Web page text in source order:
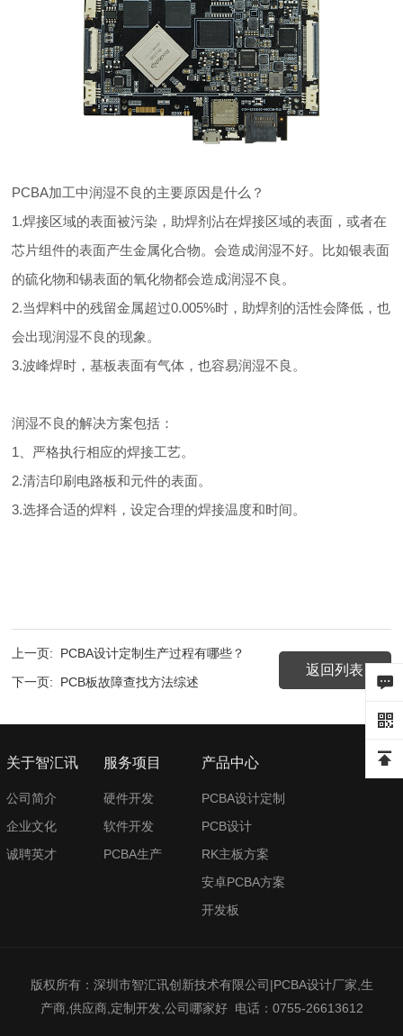
PCBA加工中润湿不良的主要原因是什么？
1.焊接区域的表面被污染，助焊剂沾在焊接区域的表面，或者在
芯片组件的表面产生金属化合物。会造成润湿不好。比如银表面
的硫化物和锡表面的氧化物都会造成润湿不良。
2.当焊料中的残留金属超过0.005%时，助焊剂的活性会降低，也
会出现润湿不良的现象。
3.波峰焊时，基板表面有气体，也容易润湿不良。
润湿不良的解决方案包括：
1、严格执行相应的焊接工艺。
2.清洁印刷电路板和元件的表面。
3.选择合适的焊料，设定合理的焊接温度和时间。
返回列表
上一页: PCBA设计定制生产过程有哪些？
下一页: PCB板故障查找方法综述
关于智汇讯
公司简介
企业文化
诚聘英才
服务项目
硬件开发
软件开发
PCBA生产
产品中心
PCBA设计定制
PCB设计
RK主板方案
安卓PCBA方案
开发板
版权所有：深圳市智汇讯创新技术有限公司|PCBA设计厂家,生
产商,供应商,定制开发,公司哪家好 电话：0755-26613612